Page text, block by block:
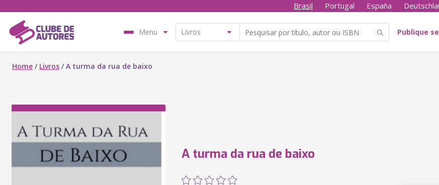
Brasil Portugal España
Menu Publique
Home / Livros /A turma da rua de baixo
A turma da rua de baixo